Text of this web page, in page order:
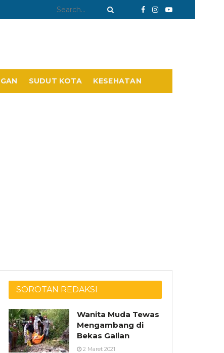
SUDUT KOTA KESEHATAN
SOROTAN REDAKSI
Wanita Muda Tewas
Mengambang di
Bekas Galian
2 Maret 2021